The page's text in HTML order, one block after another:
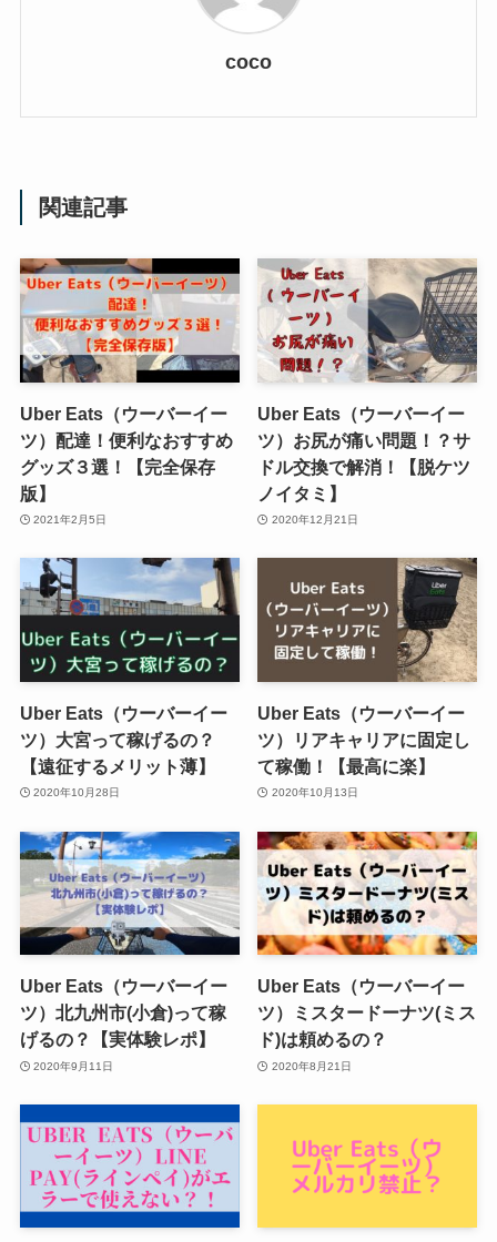
coco
関連記事
Uber Eats（ウーバーイー
ツ）配達！便利なおすすめ
グッズ３選！【完全保存
版】
2021年2月5日
Uber Eats（ウーバーイー
ツ）お尻が痛い問題！？サ
ドル交換で解消！【脱ケツ
ノイタミ】
2020年12月21日
Uber Eats（ウーバーイー
ツ）大宮って稼げるの？
【遠征するメリット薄】
2020年10月28日
Uber Eats（ウーバーイー
ツ）リアキャリアに固定し
て稼働！【最高に楽】
2020年10月13日
Uber Eats（ウーバーイー
ツ）北九州市(小倉)って稼
げるの？【実体験レポ】
2020年9月11日
Uber Eats（ウーバーイー
ツ）ミスタードーナツ(ミス
ド)は頼めるの？
2020年8月21日